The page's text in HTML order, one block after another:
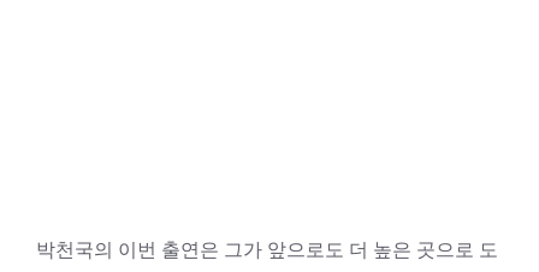
박천국의 이번 출연은 그가 앞으로도 더 높은 곳으로 도